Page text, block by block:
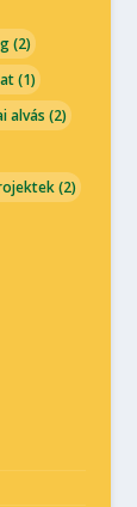
(2)
(1)
alvás (2)
(2)